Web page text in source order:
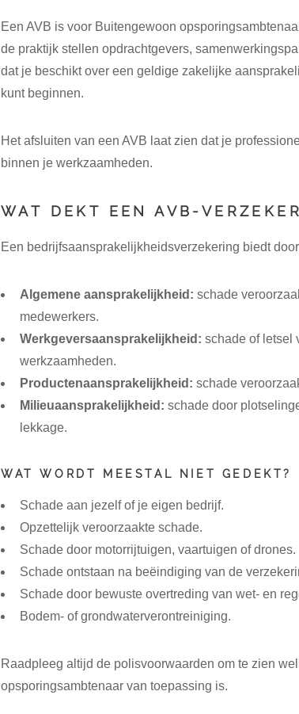
Een AVB is voor Buitengewoon
de praktijk stellen opdrachtgevers,
dat je beschikt over een geldige zakelijke
kunt beginnen.
Het afsluiten van een AVB laat zien dat je
binnen je werkzaamheden.
WAT DEKT EEN AVB-
Een bedrijfsaansprakelijkheidsverzekering biedt
Algemene aansprakelijkheid: schade
medewerkers.
Werkgeversaansprakelijkheid: schade of letsel
werkzaamheden.
Productenaansprakelijkheid: schade
Milieuaansprakelijkheid: schade door
lekkage.
WAT WORDT MEESTAL NIET GEDEKT?
Schade aan jezelf of je eigen bedrijf.
Opzettelijk veroorzaakte schade.
Schade door motorrijtuigen, vaartuigen of drones.
Schade ontstaan na beëindiging van de
Schade door bewuste overtreding van wet- en
Bodem- of grondwaterverontreiniging.
Raadpleeg altijd de polisvoorwaarden om te zien
opsporingsambtenaar van toepassing is.